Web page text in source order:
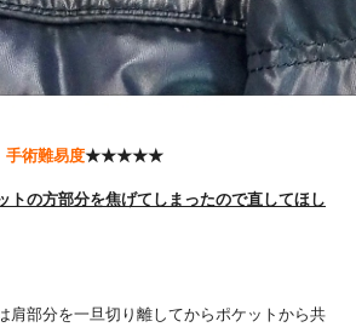
手術難易度★★★★★
トの方部分を焦げてしまったので直してほし
肩部分を一旦切り離してからポケットから共